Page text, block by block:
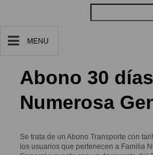
MENU
Abono 30
Numerosa
Se trata de un Abono Transporte con
los usuarios que pertenecen a Familia